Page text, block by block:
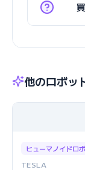
他のロボッ
ヒューマノイドロ
TESLA